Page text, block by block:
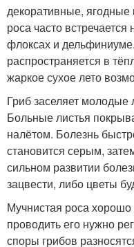
декоративные,
роса часто
флоксах и
распространяется в
жаркое сухое лето
Гриб заселяет молодые
Больные листья
налётом. Болезнь
становится серым,
сильном развитии
зацвести, либо цветы
Мучнистая роса
проводить его нужно
споры грибов